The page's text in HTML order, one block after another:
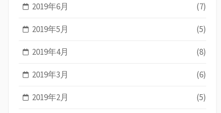
2019年6月 (7)
2019年5月 (5)
2019年4月 (8)
2019年3月 (6)
2019年2月 (5)